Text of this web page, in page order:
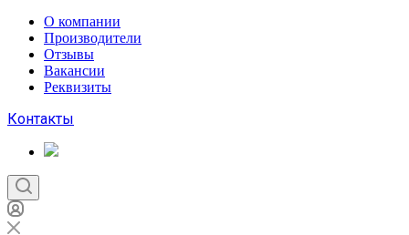
О компании
Производители
Отзывы
Вакансии
Реквизиты
Контакты